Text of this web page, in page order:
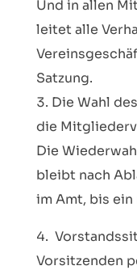
Und in allen
leitet alle
Satzung.
Die Wahl
die
Die
bleibt nach
im Amt, bis
Vorsitzenden